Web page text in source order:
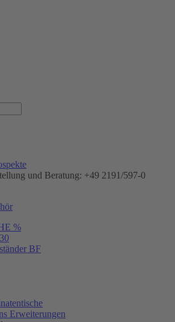
und Beratung: +49 2191/597-0
%
BF
Erweiterungen